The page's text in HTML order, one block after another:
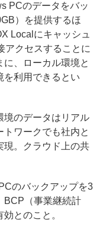
PCのデータをバッ
）を提供するほ
Localにキャッシュ
アクセスすることに
、ローカル環境と
を利用できるとい
のデータはリアル
ワークでも社内と
現。クラウド上の共
のバックアップを3
BCP（事業継続計
とのこと。